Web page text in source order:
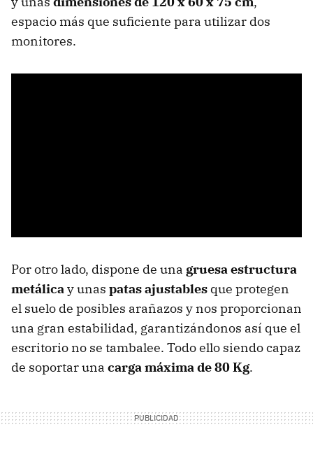
espacio más que suficiente para utilizar dos
monitores.
Por otro lado, dispone de una gruesa estructura
metálicay unas patas ajustables que protegen
el suelo de posibles arañazos y nos proporcionan
una gran estabilidad, garantizándonos así que el
escritorio no se tambalee. Todo ello siendo capaz
de soportar una carga máxima de 80 Kg.